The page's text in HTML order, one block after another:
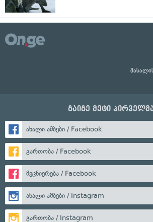
გაიგე მეტი
ახალი ამბები / Facebook
გართობა / Facebook
მეცნიერება / Facebook
ახალი ამბები / Instagram
გართობა / Instagram